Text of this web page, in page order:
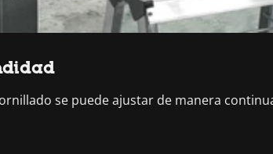
se puede ajustar de manera